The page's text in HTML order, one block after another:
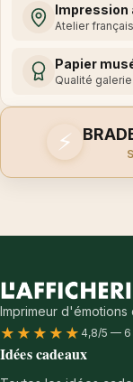
Impression
Atelier français
Papier
Qualité
⚡
Imprimeur d'émotions
★★★★★ 4,8/5 — 6
Idées cadeaux